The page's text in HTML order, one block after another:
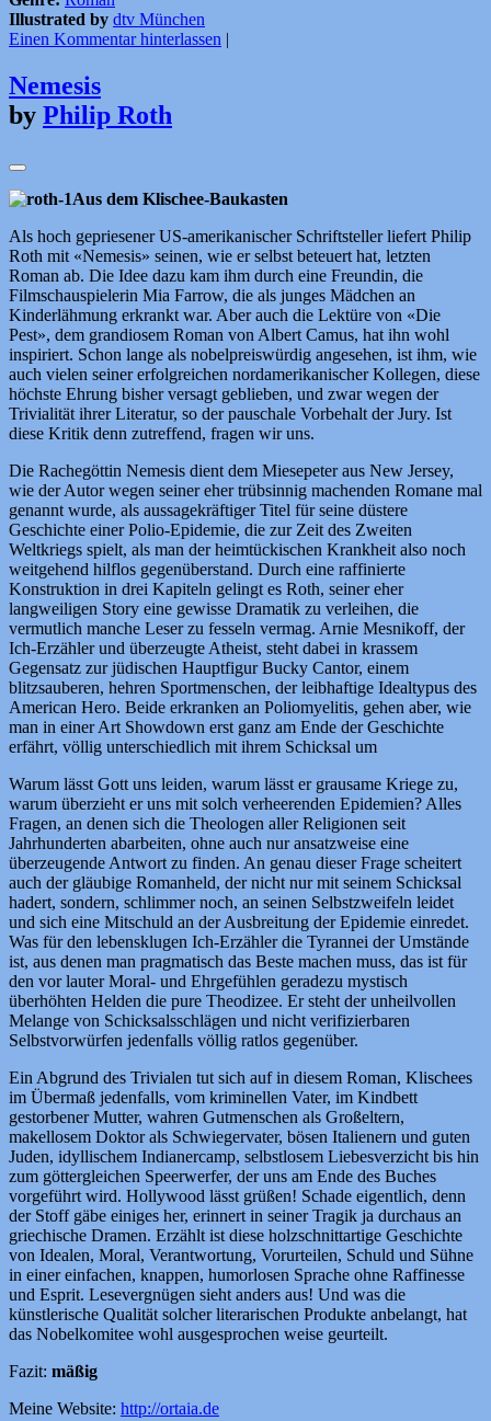
Illustrated by dtv München
Einen Kommentar hinterlassen |
Nemesis
by Philip Roth
Aus dem Klischee-Baukasten
Als hoch gepriesener US-amerikanischer Schriftsteller liefert Philip
Roth mit «Nemesis» seinen, wie er selbst beteuert hat, letzten
Roman ab. Die Idee dazu kam ihm durch eine Freundin, die
Filmschauspielerin Mia Farrow, die als junges Mädchen an
Kinderlähmung erkrankt war. Aber auch die Lektüre von «Die
Pest», dem grandiosem Roman von Albert Camus, hat ihn wohl
inspiriert. Schon lange als nobelpreiswürdig angesehen, ist ihm, wie
auch vielen seiner erfolgreichen nordamerikanischer Kollegen, diese
höchste Ehrung bisher versagt geblieben, und zwar wegen der
Trivialität ihrer Literatur, so der pauschale Vorbehalt der Jury. Ist
diese Kritik denn zutreffend, fragen wir uns.
Die Rachegöttin Nemesis dient dem Miesepeter aus New Jersey,
wie der Autor wegen seiner eher trübsinnig machenden Romane mal
genannt wurde, als aussagekräftiger Titel für seine düstere
Geschichte einer Polio-Epidemie, die zur Zeit des Zweiten
Weltkriegs spielt, als man der heimtückischen Krankheit also noch
weitgehend hilflos gegenüberstand. Durch eine raffinierte
Konstruktion in drei Kapiteln gelingt es Roth, seiner eher
langweiligen Story eine gewisse Dramatik zu verleihen, die
vermutlich manche Leser zu fesseln vermag. Arnie Mesnikoff, der
Ich-Erzähler und überzeugte Atheist, steht dabei in krassem
Gegensatz zur jüdischen Hauptfigur Bucky Cantor, einem
blitzsauberen, hehren Sportmenschen, der leibhaftige Idealtypus des
American Hero. Beide erkranken an Poliomyelitis, gehen aber, wie
man in einer Art Showdown erst ganz am Ende der Geschichte
erfährt, völlig unterschiedlich mit ihrem Schicksal um
Warum lässt Gott uns leiden, warum lässt er grausame Kriege zu,
warum überzieht er uns mit solch verheerenden Epidemien? Alles
Fragen, an denen sich die Theologen aller Religionen seit
Jahrhunderten abarbeiten, ohne auch nur ansatzweise eine
überzeugende Antwort zu finden. An genau dieser Frage scheitert
auch der gläubige Romanheld, der nicht nur mit seinem Schicksal
hadert, sondern, schlimmer noch, an seinen Selbstzweifeln leidet
und sich eine Mitschuld an der Ausbreitung der Epidemie einredet.
Was für den lebensklugen Ich-Erzähler die Tyrannei der Umstände
ist, aus denen man pragmatisch das Beste machen muss, das ist für
den vor lauter Moral- und Ehrgefühlen geradezu mystisch
überhöhten Helden die pure Theodizee. Er steht der unheilvollen
Melange von Schicksalsschlägen und nicht verifizierbaren
Selbstvorwürfen jedenfalls völlig ratlos gegenüber.
Ein Abgrund des Trivialen tut sich auf in diesem Roman, Klischees
im Übermaß jedenfalls, vom kriminellen Vater, im Kindbett
gestorbener Mutter, wahren Gutmenschen als Großeltern,
makellosem Doktor als Schwiegervater, bösen Italienern und guten
Juden, idyllischem Indianercamp, selbstlosem Liebesverzicht bis hin
zum göttergleichen Speerwerfer, der uns am Ende des Buches
vorgeführt wird. Hollywood lässt grüßen! Schade eigentlich, denn
der Stoff gäbe einiges her, erinnert in seiner Tragik ja durchaus an
griechische Dramen. Erzählt ist diese holzschnittartige Geschichte
von Idealen, Moral, Verantwortung, Vorurteilen, Schuld und Sühne
in einer einfachen, knappen, humorlosen Sprache ohne Raffinesse
und Esprit. Lesevergnügen sieht anders aus! Und was die
künstlerische Qualität solcher literarischen Produkte anbelangt, hat
das Nobelkomitee wohl ausgesprochen weise geurteilt.
Fazit: mäßig
Meine Website: http://ortaia.de